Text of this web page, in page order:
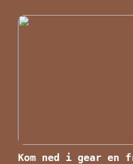
Kom ned i gear en